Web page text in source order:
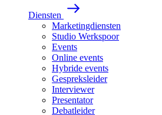
Diensten
Marketingdiensten
Studio Werkspoor
Events
Online events
Hybride events
Gespreksleider
Interviewer
Presentator
Debatleider